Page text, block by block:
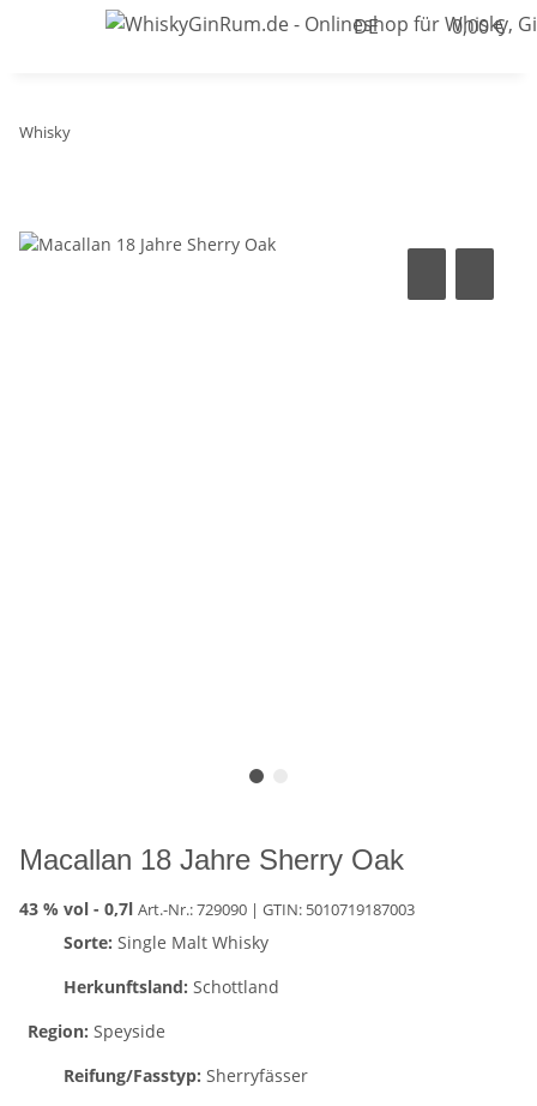
DE 0,00 €
Whisky
Macallan 18 Jahre Sherry Oak
43 % vol - 0,7l Art.-Nr.: 729090 | GTIN: 5010719187003
Sorte: Single Malt Whisky
Herkunftsland: Schottland
Region: Speyside
Reifung/Fasstyp: Sherryfässer